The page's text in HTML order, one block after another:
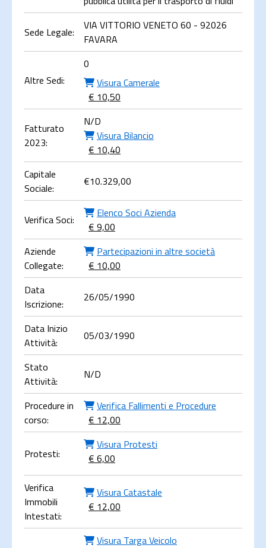
Sede Legale:
VIA VITTORIO VENETO 60 - 92026
FAVARA
Altre Sedi:
0
Visura Camerale
€ 10,50
Fatturato
2023:
N/D
Visura Bilancio
€ 10,40
Capitale
Sociale:
€10.329,00
Verifica Soci:
Elenco Soci Azienda
€ 9,00
Aziende
Collegate:
Partecipazioni in altre società
€ 10,00
Data
Iscrizione:
26/05/1990
Data Inizio
Attività:
05/03/1990
Stato
Attività:
N/D
Procedure in
corso:
Verifica Fallimenti e Procedure
€ 12,00
Protesti:
Visura Protesti
€ 6,00
Verifica
Immobili
Intestati:
Visura Catastale
€ 12,00
Visura Targa Veicolo